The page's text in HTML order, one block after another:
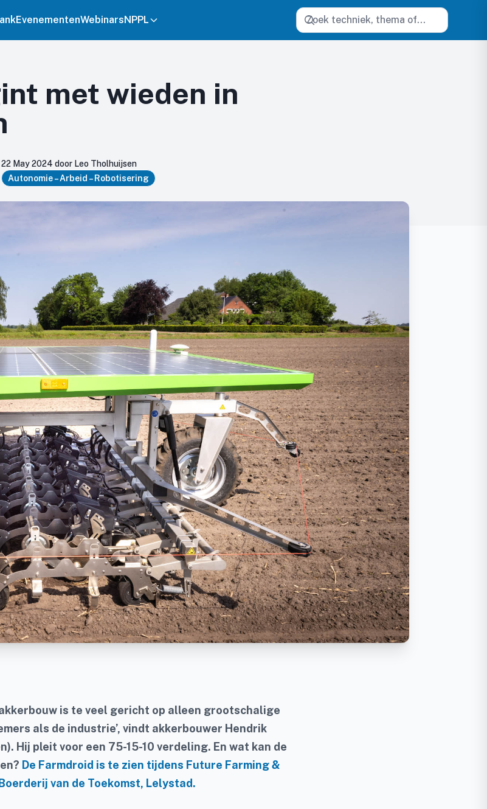
EvenementenWebinarsNPPL Zoeken
met wieden in
22 May 2024 door Leo Tholhuijsen
Autonomie – Arbeid – Robotisering
is te veel gericht op alleen grootschalige
als de industrie’, vindt akkerbouwer Hendrik
Hij pleit voor een 75-15-10 verdeling. En wat kan de
De Farmdroid is te zien tijdens Future Farming &
van de Toekomst, Lelystad.